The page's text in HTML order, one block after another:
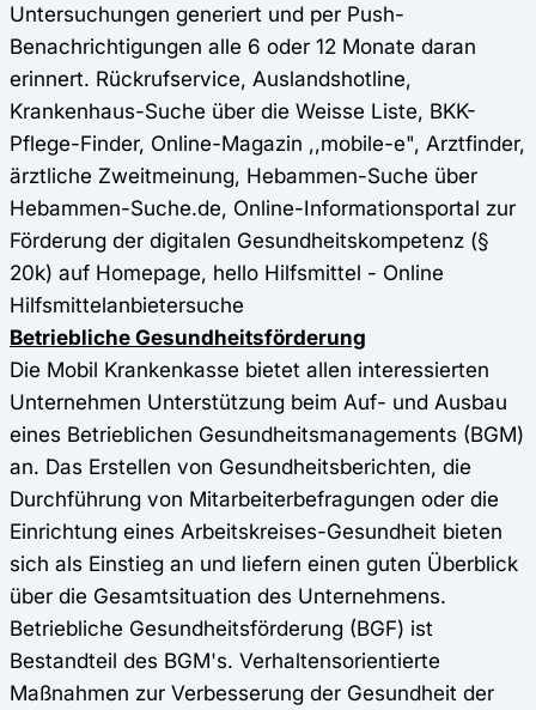
Untersuchungen generiert und per Push-
Benachrichtigungen alle 6 oder 12 Monate daran
erinnert. Rückrufservice, Auslandshotline,
Krankenhaus-Suche über die Weisse Liste, BKK-
Pflege-Finder, Online-Magazin ,,mobile-e", Arztfinder,
ärztliche Zweitmeinung, Hebammen-Suche über
Hebammen-Suche.de, Online-Informationsportal zur
Förderung der digitalen Gesundheitskompetenz (§
20k) auf Homepage, hello Hilfsmittel - Online
Hilfsmittelanbietersuche
Betriebliche Gesundheitsförderung
Die Mobil Krankenkasse bietet allen interessierten
Unternehmen Unterstützung beim Auf- und Ausbau
eines Betrieblichen Gesundheitsmanagements (BGM)
an. Das Erstellen von Gesundheitsberichten, die
Durchführung von Mitarbeiterbefragungen oder die
Einrichtung eines Arbeitskreises-Gesundheit bieten
sich als Einstieg an und liefern einen guten Überblick
über die Gesamtsituation des Unternehmens.
Betriebliche Gesundheitsförderung (BGF) ist
Bestandteil des BGM's. Verhaltensorientierte
Maßnahmen zur Verbesserung der Gesundheit der